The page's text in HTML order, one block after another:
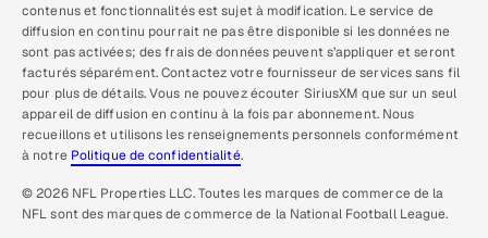
contenus et fonctionnalités est sujet à modification. Le service de
diffusion en continu pourrait ne pas être disponible si les données ne
sont pas activées; des frais de données peuvent s’appliquer et seront
facturés séparément. Contactez votre fournisseur de services sans fil
pour plus de détails. Vous ne pouvez écouter SiriusXM que sur un seul
appareil de diffusion en continu à la fois par abonnement. Nous
recueillons et utilisons les renseignements personnels conformément
à notre Politique de confidentialité.
© 2026 NFL Properties LLC. Toutes les marques de commerce de la
NFL sont des marques de commerce de la National Football League.